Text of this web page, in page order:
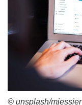
© unsplash/mjessier